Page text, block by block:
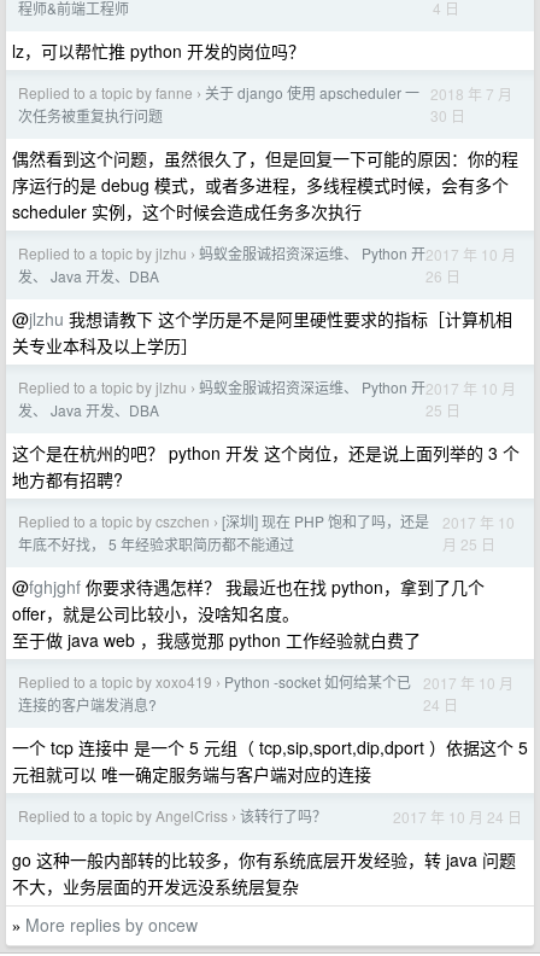
程师&前端工程师
4 日
lz，可以帮忙推 python 开发的岗位吗？
Replied to a topic by fanne › 关于 django 使用 apscheduler 一
次任务被重复执行问题
2018 年 7 月
30 日
偶然看到这个问题，虽然很久了，但是回复一下可能的原因：你的程
序运行的是 debug 模式，或者多进程，多线程模式时候，会有多个
scheduler 实例，这个时候会造成任务多次执行
Replied to a topic by jlzhu › 蚂蚁金服诚招资深运维、 Python 开
发、 Java 开发、DBA
2017 年 10 月
26 日
@jlzhu 我想请教下 这个学历是不是阿里硬性要求的指标［计算机相
关专业本科及以上学历］
Replied to a topic by jlzhu › 蚂蚁金服诚招资深运维、 Python 开
发、 Java 开发、DBA
2017 年 10 月
25 日
这个是在杭州的吧？ python 开发 这个岗位，还是说上面列举的 3 个
地方都有招聘?
Replied to a topic by cszchen › [深圳] 现在 PHP 饱和了吗，还是
年底不好找， 5 年经验求职简历都不能通过
2017 年 10
月 25 日
@fghjghf 你要求待遇怎样？ 我最近也在找 python，拿到了几个
offer，就是公司比较小，没啥知名度。
至于做 java web ，我感觉那 python 工作经验就白费了
Replied to a topic by xoxo419 › Python -socket 如何给某个已
连接的客户端发消息?
2017 年 10 月
24 日
一个 tcp 连接中 是一个 5 元组（ tcp,sip,sport,dip,dport ）依据这个 5
元祖就可以 唯一确定服务端与客户端对应的连接
Replied to a topic by AngelCriss › 该转行了吗？ 2017 年 10 月 24 日
go 这种一般内部转的比较多，你有系统底层开发经验，转 java 问题
不大，业务层面的开发远没系统层复杂
» More replies by oncew